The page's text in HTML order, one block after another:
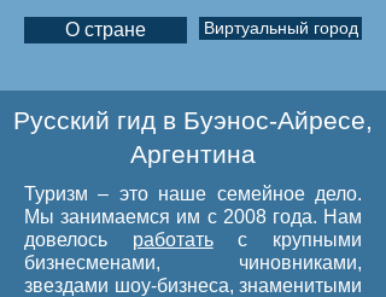
О стране Виртуальный город
Русский гид в Буэнос-Айресе,
Аргентина
Туризм – это наше семейное дело.
Мы занимаемся им с 2008 года. Нам
довелось работатьс крупными
бизнесменами, чиновниками,
звездами шоу-бизнеса, знаменитыми